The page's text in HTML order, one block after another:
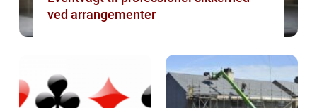
ved arrangementer